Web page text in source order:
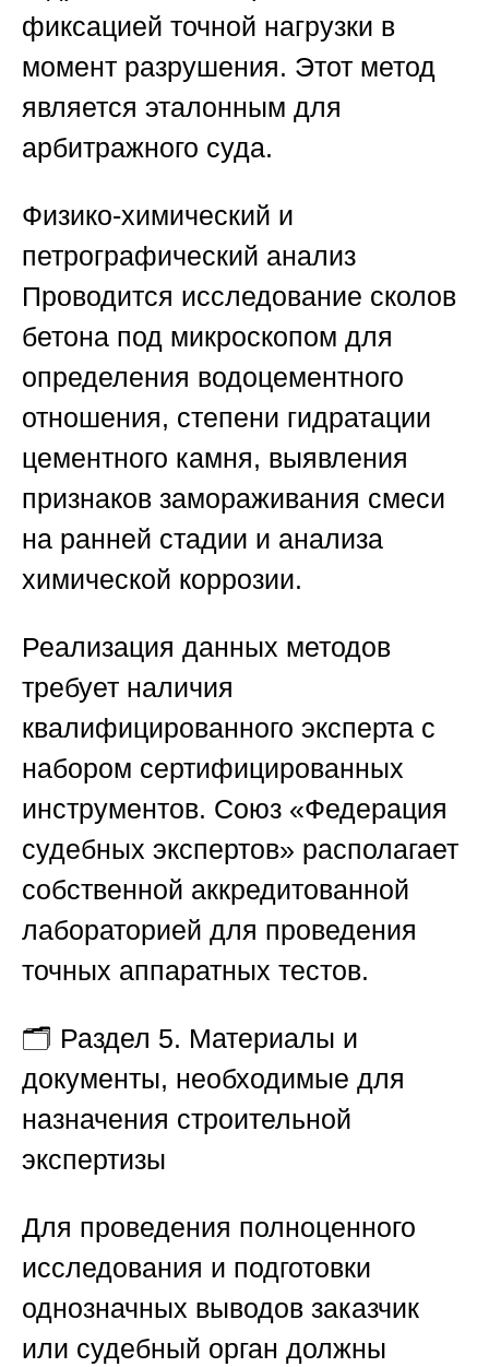
фиксацией точной нагрузки в
момент разрушения. Этот метод
является эталонным для
арбитражного суда.
Физико-химический и
петрографический анализ
Проводится исследование сколов
бетона под микроскопом для
определения водоцементного
отношения, степени гидратации
цементного камня, выявления
признаков замораживания смеси
на ранней стадии и анализа
химической коррозии.
Реализация данных методов
требует наличия
квалифицированного эксперта с
набором сертифицированных
инструментов. Союз «Федерация
судебных экспертов» располагает
собственной аккредитованной
лабораторией для проведения
точных аппаратных тестов.
🗂 Раздел 5. Материалы и
документы, необходимые для
назначения строительной
экспертизы
Для проведения полноценного
исследования и подготовки
однозначных выводов заказчик
или судебный орган должны